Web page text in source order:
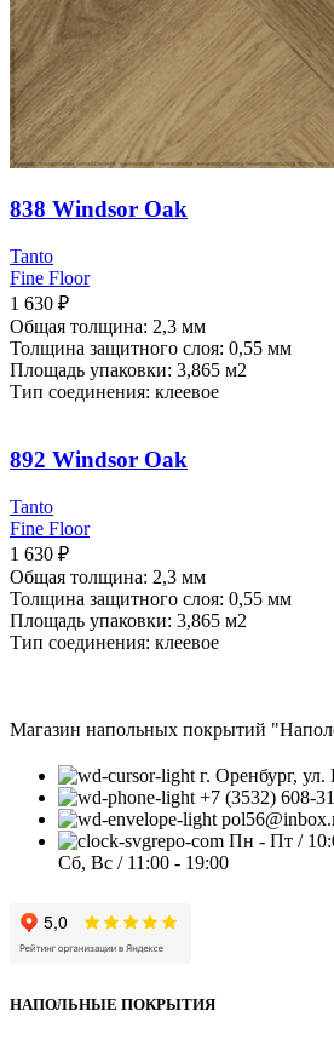
838 Windsor Oak
Tanto
Fine Floor
1 630 ₽
Общая толщина: 2,3 мм
Толщина защитного слоя: 0,55 мм
Площадь упаковки: 3,865 м2
Тип соединения: клеевое
892 Windsor Oak
Tanto
Fine Floor
1 630 ₽
Общая толщина: 2,3 мм
Толщина защитного слоя: 0,55 мм
Площадь упаковки: 3,865 м2
Тип соединения: клеевое
Магазин напольных покрытий
г. Оренбург,
+7 (3532) 608-
Пн - Пт /
Сб, Вс / 11:00 - 19:00
НАПОЛЬНЫЕ ПОКРЫТИЯ